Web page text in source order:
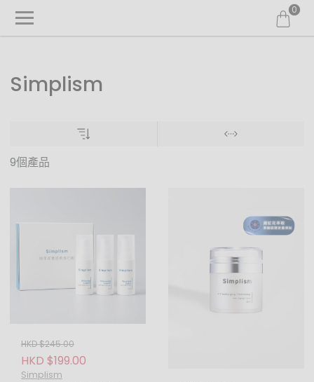
0
Simplism
9個產品
HKD $245.00
HKD $199.00
Simplism